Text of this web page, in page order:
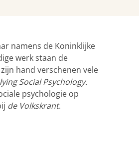
namens de Koninklijke
werk staan de
hand verschenen vele
Social Psychology.
psychologie op
de Volkskrant.